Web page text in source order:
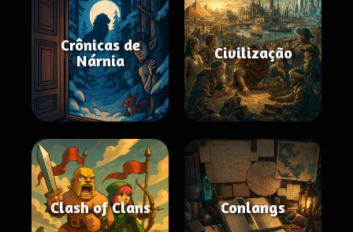
Crônicas de
Nárnia
Civilização
Clash of Clans Conlangs